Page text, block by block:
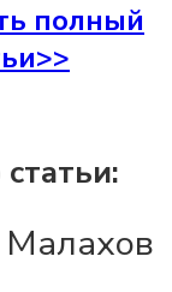
полный